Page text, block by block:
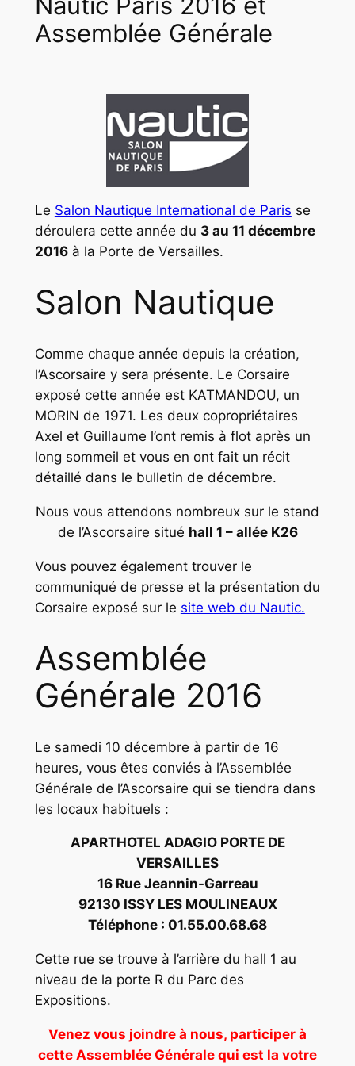
Assemblée Générale
Le Salon Nautique International de Paris se
déroulera cette année du 3 au 11 décembre
2016à la Porte de Versailles.
Salon Nautique
Comme chaque année depuis la création,
l’Ascorsaire y sera présente. Le Corsaire
exposé cette année est KATMANDOU, un
MORIN de 1971. Les deux copropriétaires
Axel et Guillaume l’ont remis à flot après un
long sommeil et vous en ont fait un récit
détaillé dans le bulletin de décembre.
Nous vous attendons nombreux sur le stand
de l’Ascorsaire situé hall 1 – allée K26
Vous pouvez également trouver le
communiqué de presse et la présentation du
Corsaire exposé sur le site web du Nautic.
Assemblée
Générale 2016
Le samedi 10 décembre à partir de 16
heures, vous êtes conviés à l’Assemblée
Générale de l’Ascorsaire qui se tiendra dans
les locaux habituels :
APARTHOTEL ADAGIO PORTE DE
VERSAILLES
16 Rue Jeannin-Garreau
92130 ISSY LES MOULINEAUX
Téléphone : 01.55.00.68.68
Cette rue se trouve à l’arrière du hall 1 au
niveau de la porte R du Parc des
Expositions.
Venez vous joindre à nous, participer à
cette Assemblée Générale qui est la votre